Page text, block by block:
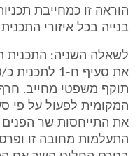
הוראה זו כמחייבת
בנייה בכל איזורי
לשאלה השניה:
תוקף משפטי מחייב.
את התייחסות שר
התעלמות מחובה זו